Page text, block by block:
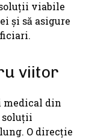
viabile
și să asigure
viitor
din
soluții
O direcție